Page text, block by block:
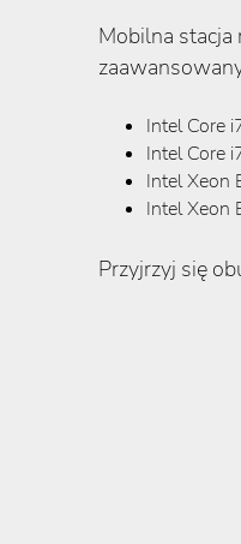
Mobilna stacja
Intel Core
Intel Core
Intel Xeon
Intel Xeon
Przyjrzyj się